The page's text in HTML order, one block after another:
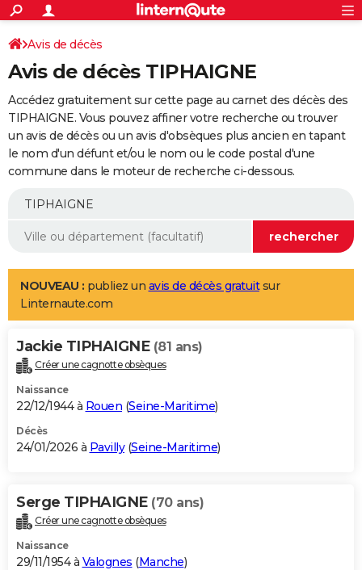
ACTUALITÉS
Politique
Société
Faits Divers
Education
Monde
Villes
+
SPORT
Coupe du monde 2026
Football
Tennis
Cyclisme
Rugby
Forum
Programme TV
TNT
Streaming
Cinéma
Sorties cinéma
Musique
+
FINANCE
Impôts
Immobilier
Risques naturels par ville
Banque
Assurance
Crédit
AUTO
Essais
Réserver un essai
Citadines
Berlines
SUV
Forum auto
+
Mobiles
Meilleur smartphone
Internet
Ordinateurs
Jeux vidéo
Guide high-tech
Aménagement intérieur
LIFESTYLE
Art de vivre
Bien-être
Loisirs
Mode
Modes de vie
Alimentation
Guide de la santé
Maladies
Médicaments
Sommeil
VOYAGE
Destinations
City break
Voyage nature
Voyage de noces
Forum
Climat
+PHOTO
GUIDES D'ACHAT
BONS PLANS
Carte de Noël
Carte Bonne année
Carte Saint-Valentin
Carte Pâques
Carte d'anniversaire
DICTIONNAIRE
Dictionnaire
Biographies
Citations
Expressions
Proverbes
PROGRAMME TV
Avis de décès
Avis de décès TIPHAIGNE
Accédez gratuitement sur cette page au carnet des décès des
TIPHAIGNE. Vous pouvez affiner votre recherche ou trouver
un avis de décès ou un avis d'obsèques plus ancien en tapant
le nom d'un défunt et/ou le nom ou le code postal d'une
commune dans le moteur de recherche ci-dessous.
NOUVEAU : publiez un avis de décès gratuitsur
Linternaute.com
Jackie TIPHAIGNE (81 ans)
Créer une cagnotte obsèques
Naissance
22/12/1944 à Rouen (Seine-Maritime)
Décès
24/01/2026 à Pavilly(Seine-Maritime)
Serge TIPHAIGNE (70 ans)
Créer une cagnotte obsèques
Naissance
29/11/1954 à Valognes (Manche)